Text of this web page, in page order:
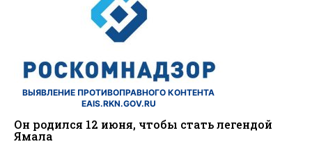
ВЫЯВЛЕНИЕ ПРОТИВОПРАВНОГО КОНТЕНТА
EAIS.RKN.GOV.RU
Он родился 12 июня, чтобы стать легендой
Ямала